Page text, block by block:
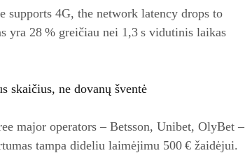
supports 4G, the network latency drops to
yra 28 % greičiau nei 1,3 s vidutinis laikas
skaičius, ne dovanų šventė
major operators – Betsson, Unibet, OlyBet –
tampa dideliu laimėjimu 500 € žaidėjui.